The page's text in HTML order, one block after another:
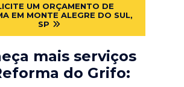
UM ORÇAMENTO DE
EM MONTE ALEGRE DO SUL,
SP
mais serviços
do Grifo: